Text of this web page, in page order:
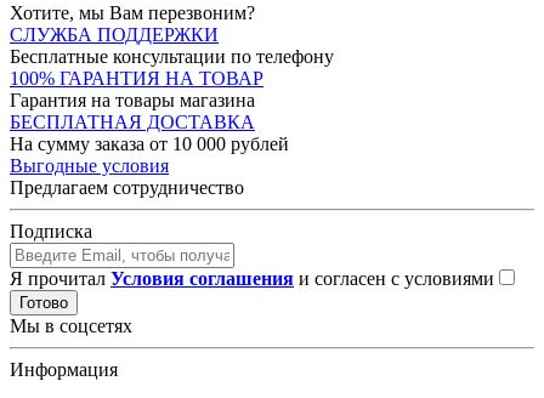
Хотите, мы Вам перезвоним?
СЛУЖБА ПОДДЕРЖКИ
Бесплатные консультации по телефону
100% ГАРАНТИЯ НА ТОВАР
Гарантия на товары магазина
БЕСПЛАТНАЯ ДОСТАВКА
На сумму заказа от 10 000 рублей
Выгодные условия
Предлагаем сотрудничество
Подписка
Я прочитал Условия соглашения и согласен с условиями
Готово
Мы в соцсетях
Информация